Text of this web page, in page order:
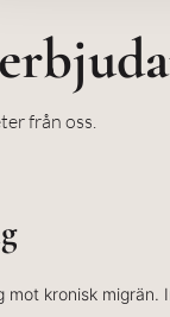
från oss.
kronisk migrän.